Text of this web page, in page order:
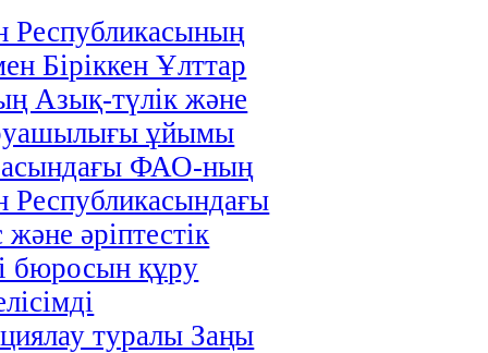
Республикасының
Біріккен Ұлттар
Азық-түлік және
ұйымы
ФАО-ның
Республикасындағы
әріптестік
бюросын құру
туралы Заңы